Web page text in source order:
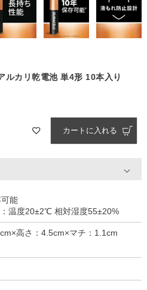
ルカリ乾電池 単4形 10本入り
カートに入れる
能
温度20±2℃ 相対湿度55±20%
高さ：4.5cm×マチ：1.1cm